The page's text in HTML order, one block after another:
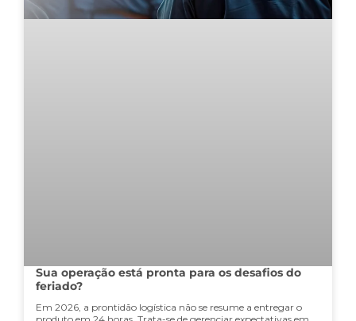
Sua operação está pronta para os desafios do
feriado?
Em 2026, a prontidão logística não se resume a entregar o